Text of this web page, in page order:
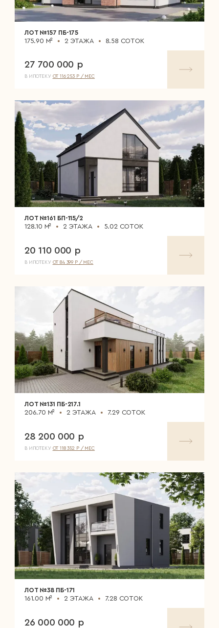
ЛОТ №157 ПБ-175
175.90 М² 2 ЭТАЖА 8.58 СОТОК
27 700 000 р
В ИПОТЕКУ ОТ 116 253 Р / МЕС
ЛОТ №161 БП-115/2
128.10 М² 2 ЭТАЖА 5.02 СОТОК
20 110 000 р
В ИПОТЕКУ ОТ 84 399 Р / МЕС
ЛОТ №131 ПБ-217.1
206.70 М² 2 ЭТАЖА 7.29 СОТОК
28 200 000 р
В ИПОТЕКУ ОТ 118 352 Р / МЕС
ЛОТ №38 ПБ-171
161.00 М² 2 ЭТАЖА 7.28 СОТОК
26 000 000 р